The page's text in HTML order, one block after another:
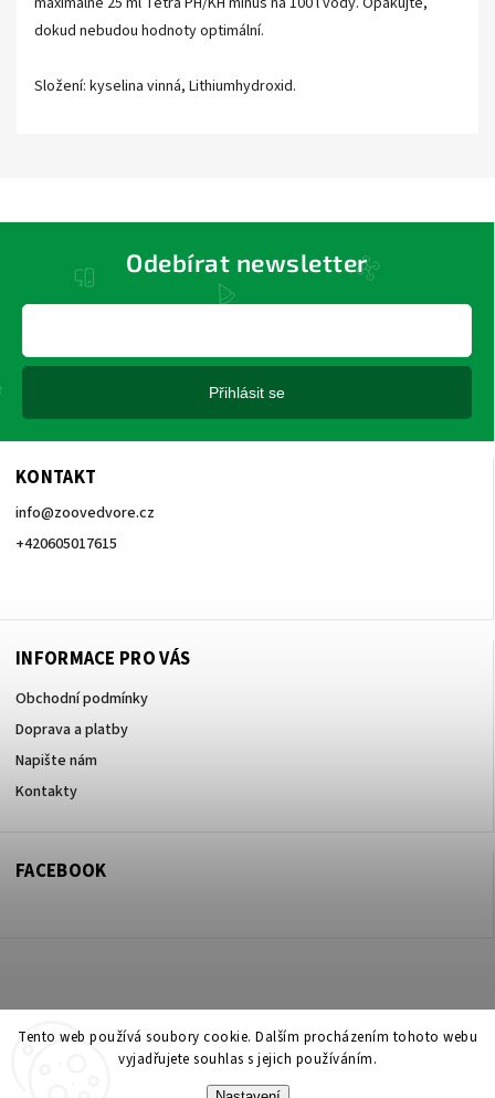
Tento web používá soubory cookie. Dalším procházením tohoto webu
vyjadřujete souhlas s jejich používáním.
dokud nebudou hodnoty optimální.
Složení: kyselina vinná, Lithiumhydroxid.
KONTAKT
info@zoovedvore.cz
+420605017615
INFORMACE PRO VÁS
Obchodní podmínky
Doprava a platby
Napište nám
Kontakty
Odebírat newsletter
Přihlásit se
FACEBOOK
Copyright 2026 ZOO ve dvoře Praha 5. Všechna práva vyhrazena.
Upravit nastavení cookies